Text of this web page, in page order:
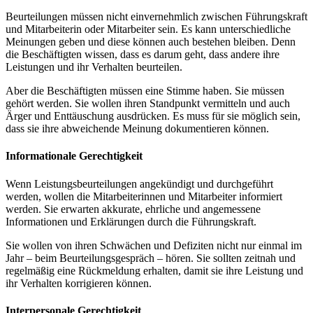
Beurteilungen müssen nicht einvernehmlich zwischen Führungskraft
und Mitarbeiterin oder Mitarbeiter sein. Es kann unterschiedliche
Meinungen geben und diese können auch bestehen bleiben. Denn
die Beschäftigten wissen, dass es darum geht, dass andere ihre
Leistungen und ihr Verhalten beurteilen.
Aber die Beschäftigten müssen eine Stimme haben. Sie müssen
gehört werden. Sie wollen ihren Standpunkt vermitteln und auch
Ärger und Enttäuschung ausdrücken. Es muss für sie möglich sein,
dass sie ihre abweichende Meinung dokumentieren können.
Informationale Gerechtigkeit
Wenn Leistungsbeurteilungen angekündigt und durchgeführt
werden, wollen die Mitarbeiterinnen und Mitarbeiter informiert
werden. Sie erwarten akkurate, ehrliche und angemessene
Informationen und Erklärungen durch die Führungskraft.
Sie wollen von ihren Schwächen und Defiziten nicht nur einmal im
Jahr – beim Beurteilungsgespräch – hören. Sie sollten zeitnah und
regelmäßig eine Rückmeldung erhalten, damit sie ihre Leistung und
ihr Verhalten korrigieren können.
Interpersonale Gerechtigkeit